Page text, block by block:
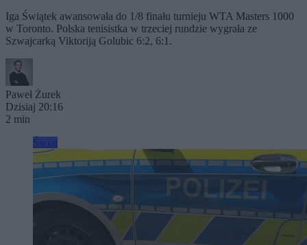
Iga Świątek awansowała do 1/8 finału turnieju WTA Masters 1000
w Toronto. Polska tenisistka w trzeciej rundzie wygrała ze
Szwajcarką Viktoriją Golubic 6:2, 6:1.
Paweł Żurek
Dzisiaj 20:16
2 min